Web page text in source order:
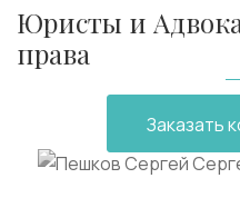
Юристы и
права
Заказать